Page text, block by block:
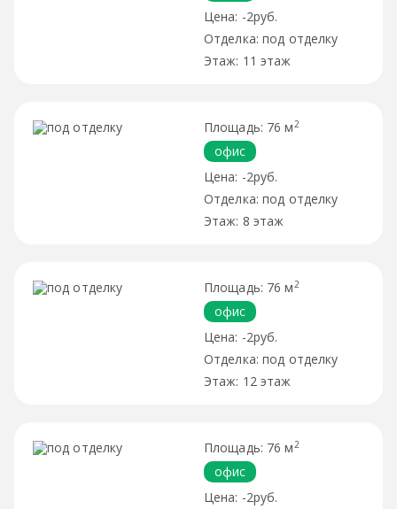
-2руб.
под отделку
11 этаж
76 м 2
офис
-2руб.
под отделку
8 этаж
76 м 2
офис
-2руб.
под отделку
12 этаж
76 м 2
офис
-2руб.